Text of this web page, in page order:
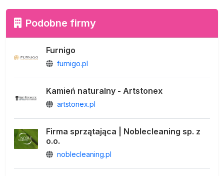
Podobne firmy
Furnigo
furnigo.pl
Kamień naturalny - Artstonex
artstonex.pl
Firma sprzątająca | Noblecleaning sp. z
o.o.
noblecleaning.pl